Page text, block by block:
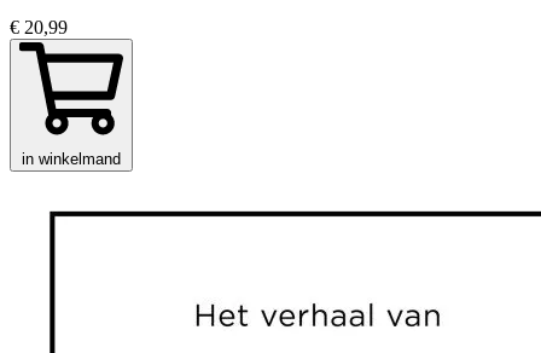
€ 20,99
in winkelmand